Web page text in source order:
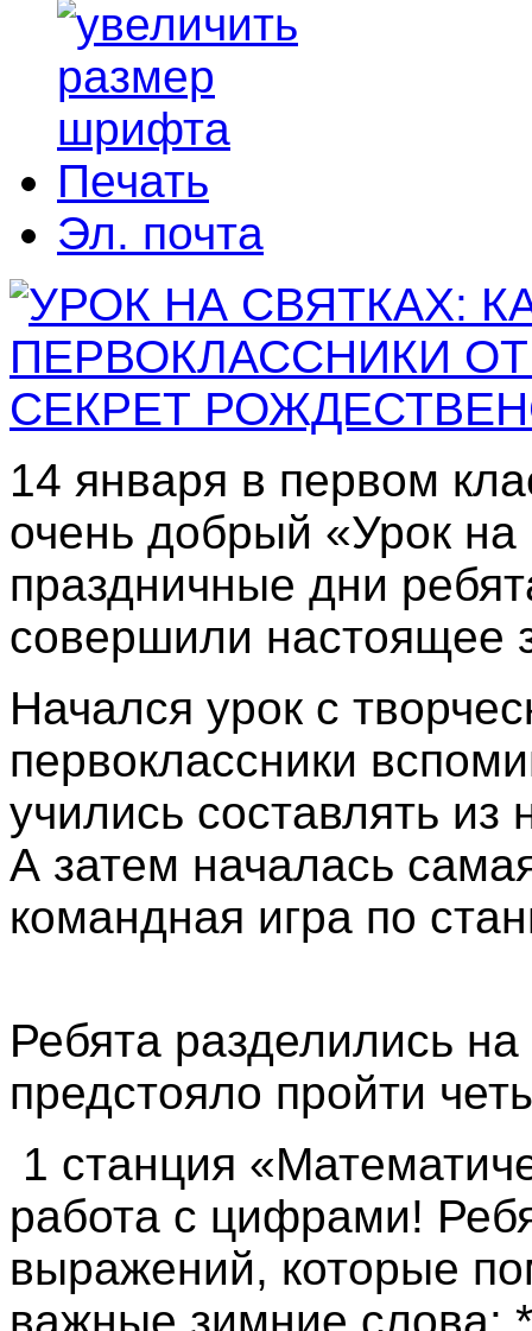
Печать
Эл. почта
14 января в первом
очень добрый «Урок на
праздничные дни
совершили настоящее
Начался урок с
первоклассники
учились составлять
А затем началась
командная игра по
Ребята разделились
предстояло пройти
1 станция
работа с цифрами!
выражений, которые